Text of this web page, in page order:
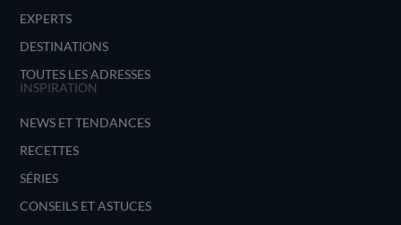
EXPERTS
DESTINATIONS
TOUTES LES ADRESSES
INSPIRATION
NEWS ET TENDANCES
RECETTES
SÉRIES
CONSEILS ET ASTUCES